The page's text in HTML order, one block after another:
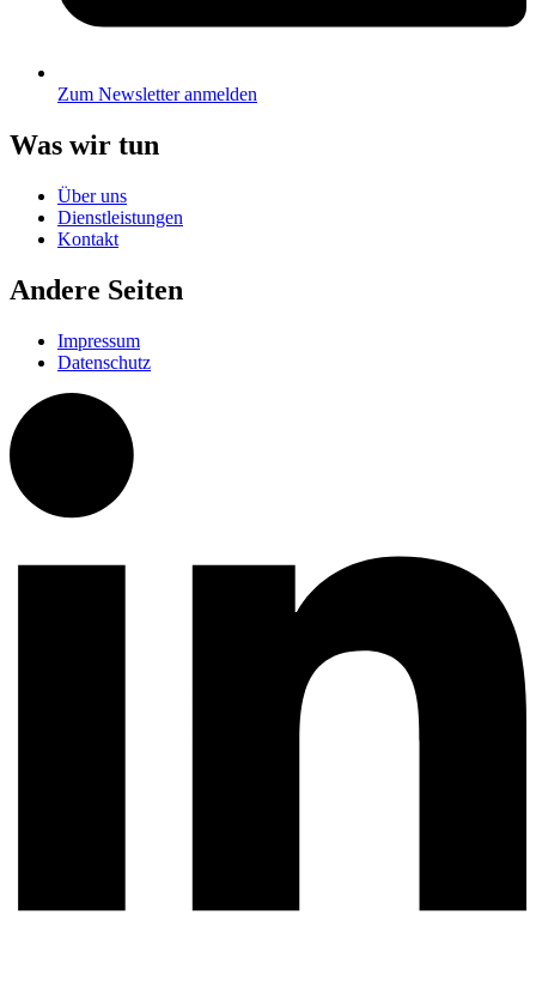
Zum Newsletter anmelden
Was wir tun
Über uns
Dienstleistungen
Kontakt
Andere Seiten
Impressum
Datenschutz